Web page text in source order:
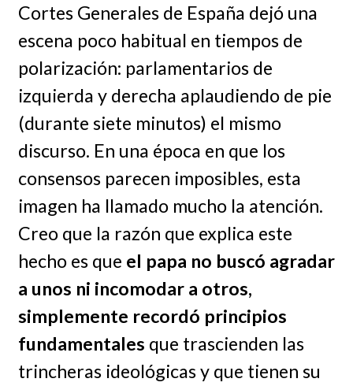
Cortes Generales de España dejó una
escena poco habitual en tiempos de
polarización: parlamentarios de
izquierda y derecha aplaudiendo de pie
(durante siete minutos) el mismo
discurso. En una época en que los
consensos parecen imposibles, esta
imagen ha llamado mucho la atención.
Creo que la razón que explica este
hecho es que el papa no buscó agradar
a unos ni incomodar a otros,
simplemente recordó principios
fundamentales que trascienden las
trincheras ideológicas y que tienen su